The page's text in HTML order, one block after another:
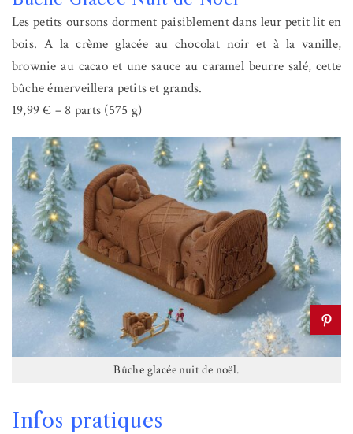
Les petits oursons dorment paisiblement dans leur petit lit en
bois. A la crème glacée au chocolat noir et à la vanille,
brownie au cacao et une sauce au caramel beurre salé, cette
bûche émerveillera petits et grands.
19,99 € – 8 parts (575 g)
Bûche glacée nuit de noël.
Infos pratiques